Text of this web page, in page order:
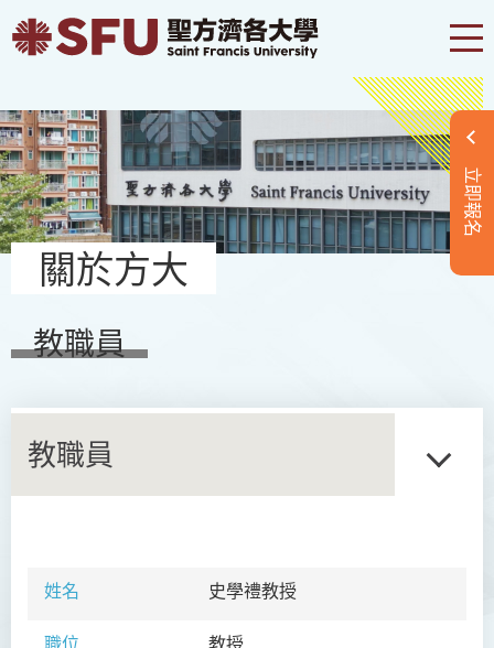
立即報名
關於方大
教職員
教職員
姓名 史學禮教授
職位 教授